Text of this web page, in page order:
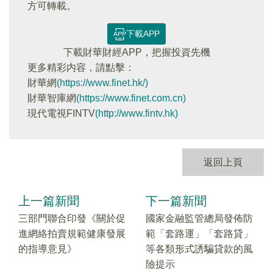
方可轉載。
下載APP
下載財華財經APP，把握投資先機
更多精彩内容，請點擊：
財華網(https://www.finet.hk/)
財華智庫網(https://www.finet.com.cn)
現代電視FINTV(http://www.fintv.hk)
返回上頁
上一篇新聞
三部門聯合印發《關於促
進網絡拍賣規範健康發展
的指導意見》
下一篇新聞
國家金融監管總局發佈防
範「套路運」「套路貸」
等各類形式誘騙貸款的風
險提示